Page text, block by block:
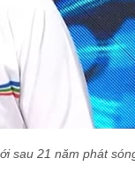
sau 21 năm phát